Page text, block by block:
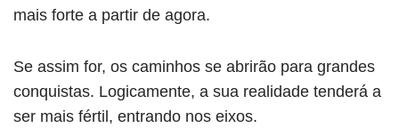
mais forte a partir de agora.
Se assim for, os caminhos se abrirão para grandes
conquistas. Logicamente, a sua realidade tenderá a
ser mais fértil, entrando nos eixos.